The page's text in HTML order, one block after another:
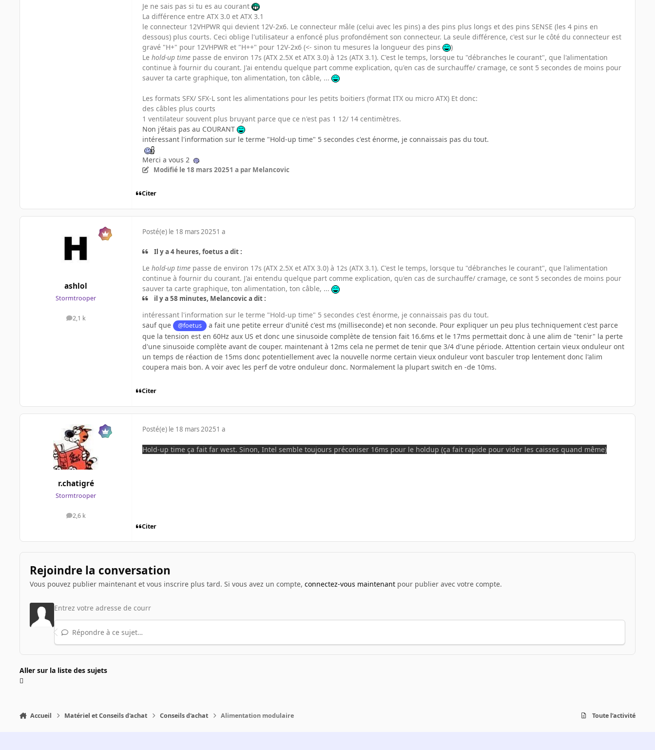
Je ne sais pas si tu es au courant
La différence entre ATX 3.0 et ATX 3.1
le connecteur 12VHPWR qui devient 12V-2x6. Le connecteur mâle (celui avec les pins) a des pins plus longs et des pins SENSE (les 4 pins en
dessous) plus courts. Ceci oblige l'utilisateur a enfoncé plus profondément son connecteur. La seule différence, c'est sur le côté du connecteur est
gravé "H+" pour 12VHPWR et "H++" pour 12V-2x6 (<- sinon tu mesures la longueur des pins
)
Le hold-up time passe de environ 17s (ATX 2.5X et ATX 3.0) à 12s (ATX 3.1). C'est le temps, lorsque tu "débranches le courant", que l'alimentation
continue à fournir du courant. J'ai entendu quelque part comme explication, qu'en cas de surchauffe/ cramage, ce sont 5 secondes de moins pour
sauver ta carte graphique, ton alimentation, ton câble, ...
Les formats SFX/ SFX-L sont les alimentations pour les petits boitiers (format ITX ou micro ATX) Et donc:
des câbles plus courts
1 ventilateur souvent plus bruyant parce que ce n'est pas 1 12/ 14 centimètres.
Non j'étais pas au COURANT
intéressant l'information sur le terme "Hold-up time" 5 secondes c'est énorme, je connaissais pas du tout.
Merci a vous 2
Modifié le 18 mars 20251 a par Melancovic
Citer
ashlol
Stormtrooper
2,1 k
messages
Posté(e) le 18 mars 20251 a
Il y a 4 heures, foetus a dit :
Le hold-up time passe de environ 17s (ATX 2.5X et ATX 3.0) à 12s (ATX 3.1). C'est le temps, lorsque tu "débranches le courant", que l'alimentation
continue à fournir du courant. J'ai entendu quelque part comme explication, qu'en cas de surchauffe/ cramage, ce sont 5 secondes de moins pour
sauver ta carte graphique, ton alimentation, ton câble, ...
il y a 58 minutes, Melancovic a dit :
intéressant l'information sur le terme "Hold-up time" 5 secondes c'est énorme, je connaissais pas du tout.
sauf que
@foetus
a fait une petite erreur d'unité c'est ms (milliseconde) et non seconde. Pour expliquer un peu plus techniquement c'est parce
que la tension est en 60Hz aux US et donc une sinusoide complète de tension fait 16.6ms et le 17ms permettait donc à une alim de "tenir" la perte
d'une sinusoide complète avant de couper. maintenant à 12ms cela ne permet de tenir que 3/4 d'une période. Attention certain vieux onduleur ont
un temps de réaction de 15ms donc potentiellement avec la nouvelle norme certain vieux onduleur vont basculer trop lentement donc l'alim
coupera mais bon. A voir avec les perf de votre onduleur donc. Normalement la plupart switch en -de 10ms.
Citer
r.chatigré
Stormtrooper
2,6 k
messages
Posté(e) le 18 mars 20251 a
Hold-up time ça fait far west. Sinon, Intel semble toujours préconiser 16ms pour le holdup (ça fait rapide pour vider les caisses quand même)
Citer
Rejoindre la conversation
Vous pouvez publier maintenant et vous inscrire plus tard. Si vous avez un compte, connectez-vous maintenantpour publier avec votre compte.
Répondre à ce sujet…
Aller sur la liste des sujets
Accueil Matériel et Conseils d'achat Conseils d'achat Alimentation modulaire Toute l’activité